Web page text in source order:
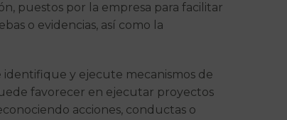
puestos por la empresa para facilitar
o evidencias, así como la
identifique y ejecute mecanismos de
favorecer en ejecutar proyectos
acciones, conductas o